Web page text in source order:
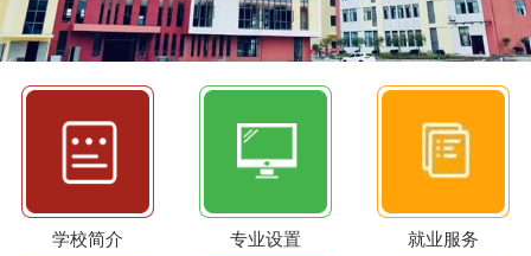
学校简介 专业设置 就业服务